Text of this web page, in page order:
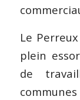
Le
plein
de